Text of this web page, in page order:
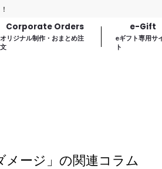
Corporate Orders
オリジナル制作・おまとめ注
文
e-Gift
eギフト専用サ
ト
メージ」の関連コラム